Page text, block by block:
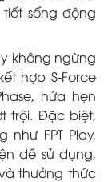
sống động
không ngừng
hợp S-Force
hứa hẹn
trội. Đặc biệt,
FPT Play,
dễ sử dụng,
thưởng thức